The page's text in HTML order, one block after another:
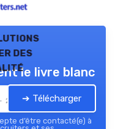
des
2026
le livre blanc
➔ Télécharger
d’être contacté(e) à